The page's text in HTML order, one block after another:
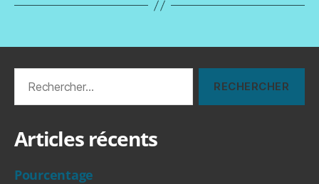
Articles récents
Pourcentage